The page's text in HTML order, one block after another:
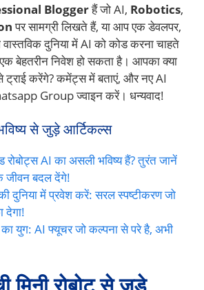
Bloggerहैं जो AI, Robotics,
पर सामग्री लिखते हैं, या आप एक डेवलपर,
वास्तविक दुनिया में AI को कोड करना चाहते
बेहतरीन निवेश हो सकता है। आपका क्या
ट्राई करेंगे? कमेंट्स में बताएं, और नए AI
Group ज्वाइन करें। धन्यवाद!
से जुड़े आर्टिकल्स
रोबोट्स AI का असली भविष्य हैं? तुरंत जानें
जीवन बदल देंगे!
दुनिया में प्रवेश करें: सरल स्पष्टीकरण जो
देगा!
का युग: AI फ्यूचर जो कल्पना से परे है, अभी